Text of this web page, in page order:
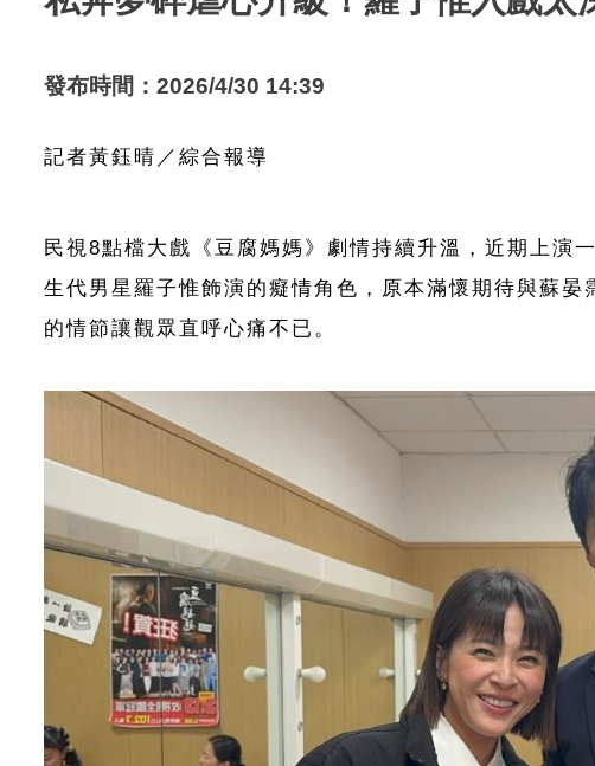
發布時間：2026/4/30 14:39
記者黃鈺晴／綜合報導
民視8點檔大戲《豆腐媽媽》劇情持續升溫，近期上演
生代男星羅子惟飾演的癡情角色，原本滿懷期待與蘇
的情節讓觀眾直呼心痛不已。